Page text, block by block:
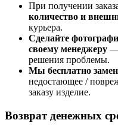
При получении
количество и
курьера.
Сделайте
своему менеджеру —
решения проблемы.
Мы бесплатно
недостающее /
заказу изделие.
Возврат денежных